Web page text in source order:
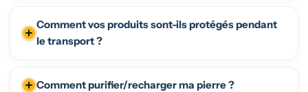
Comment vos produits sont-ils protégés pendant
le transport ?
Comment purifier/recharger ma pierre ?